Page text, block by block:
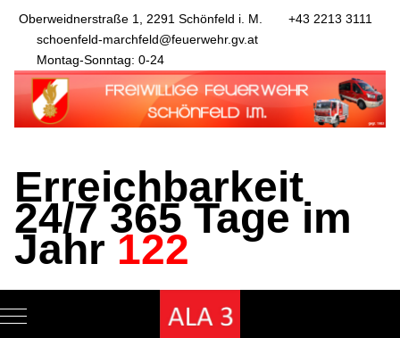
Oberweidnerstraße 1, 2291 Schönfeld i. M.
+43 2213 3111
schoenfeld-marchfeld@feuerwehr.gv.at
Montag-Sonntag: 0-24
Erreichbarkeit
24/7 365 Tage im
Jahr122
Mobile Menu Toggle